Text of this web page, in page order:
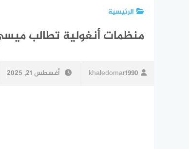
الرئيسية
منظمات أنغولية تطالب ميسي
khaledomar1990 أغسطس 21, 2025